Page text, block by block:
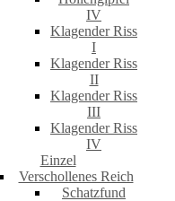
IV
Klagender Riss
I
Klagender Riss
II
Klagender Riss
III
Klagender Riss
IV
Einzel
Verschollenes Reich
Schatzfund